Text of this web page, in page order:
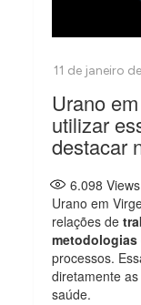
Urano
utilizar
destacar
6.098 Views
Urano em
relações de
processos.
diretamente
saúde.